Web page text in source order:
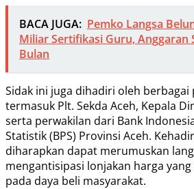
BACA JUGA: Pemko Langsa
Miliar Sertifikasi Guru, Anggaran
Bulan
Sidak ini juga dihadiri oleh berbagai
termasuk Plt. Sekda Aceh, Kepala
serta perwakilan dari Bank
Statistik (BPS) Provinsi Aceh.
diharapkan dapat merumuskan
mengantisipasi lonjakan harga
pada daya beli masyarakat.